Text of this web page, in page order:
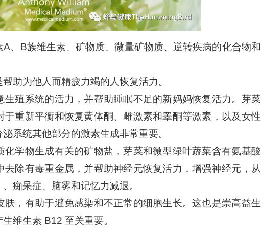
、B族维生素、矿物质、微量矿物质、逆转疾病的化合物和
助为他人而精疲力竭的人恢复活力。
殖系统的活力，并帮助睡眠不足的新妈妈恢复活力。芽菜
重新平衡和恢复黄体酮、雌激素和睾酮等激素，以及女性
系统其他部分的激素生成非常重要。
学物生成有关的矿物盐，芽菜和微型绿叶蔬菜含有氨基酸
除有毒重金属，并帮助神经元恢复活力，增强神经元，从
痴呆症、脑雾和记忆力减退。
，有助于避免感染和不正常的细胞生长。这也是崇高益生
维生素 B12 至关重要。